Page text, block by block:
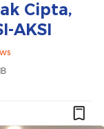
Cipta,
AKSI